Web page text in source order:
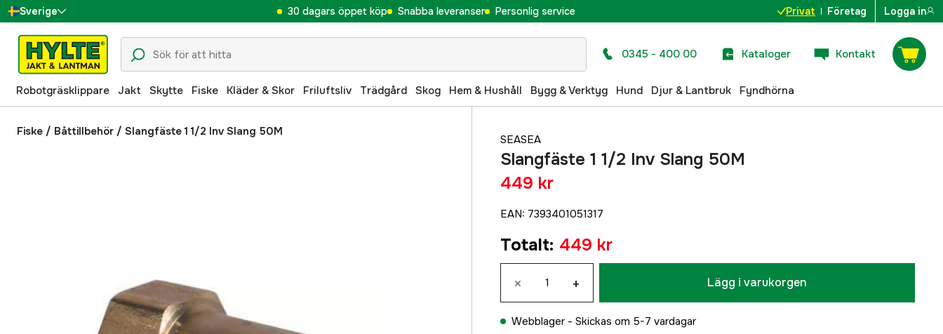
Sverige
Danmark
Suomi
Norge
Deutschland
30 dagars öppet köp Snabba leveranser Personlig service Privat Företag Logga in
0345 - 400 00 Kataloger Kontakt
Robotgräsklippare Jakt Skytte Fiske Kläder & Skor Friluftsliv Trädgård Skog Hem & Hushåll Bygg & Verktyg Hund Djur & Lantbruk Fyndhörna
Fiske / Båttillbehör / Slangfäste 1 1/2 Inv Slang 50M
SEASEA
Slangfäste 1 1/2 Inv Slang 50M
449 kr
EAN: 7393401051317
Totalt: 449 kr
× + Lägg i varukorgen
Webblager - Skickas om 5-7 vardagar